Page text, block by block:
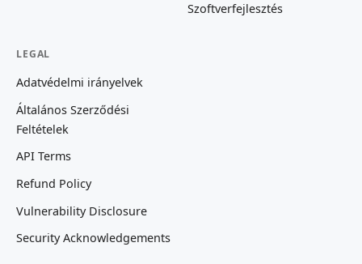
Szoftverfejlesztés
LEGAL
Adatvédelmi irányelvek
Általános Szerződési
Feltételek
API Terms
Refund Policy
Vulnerability Disclosure
Security Acknowledgements